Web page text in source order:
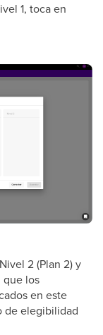
1, toca en
2 (Plan 2) y
que los
en este
de elegibilidad